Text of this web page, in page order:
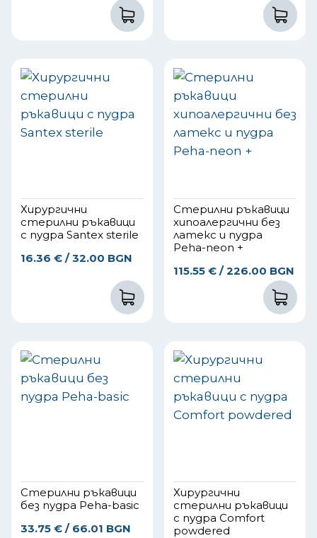
Хирургични
стерилни ръкавици
с пудра Santex sterile
16.36 € / 32.00 BGN
Стерилни ръкавици
хипоалергични без
латекс и пудра
Peha-neon +
115.55 € / 226.00 BGN
Стерилни ръкавици
без пудра Peha-basic
33.75 € / 66.01 BGN
Хирургични
стерилни ръкавици
с пудра Comfort
powdered